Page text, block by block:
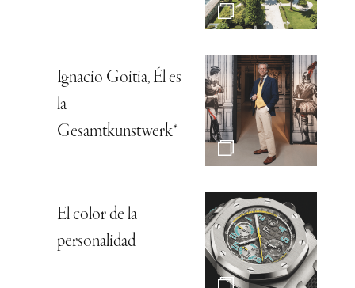
Ignacio Goitia, Él es
la
Gesamtkunstwerk*
El color de la
personalidad